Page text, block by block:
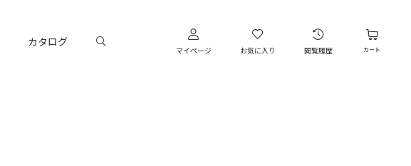
カタログ
マイページ お気に入り 閲覧履歴 カート